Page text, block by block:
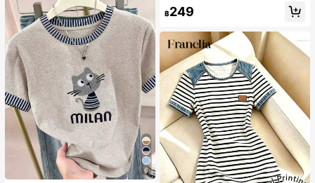
6
#1 ขายดี
ลูกค้ากลับมาซื้อซ้ำ!
฿249